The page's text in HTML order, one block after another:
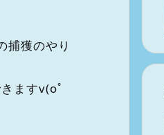
捕獲のやり
ますv(oﾟ